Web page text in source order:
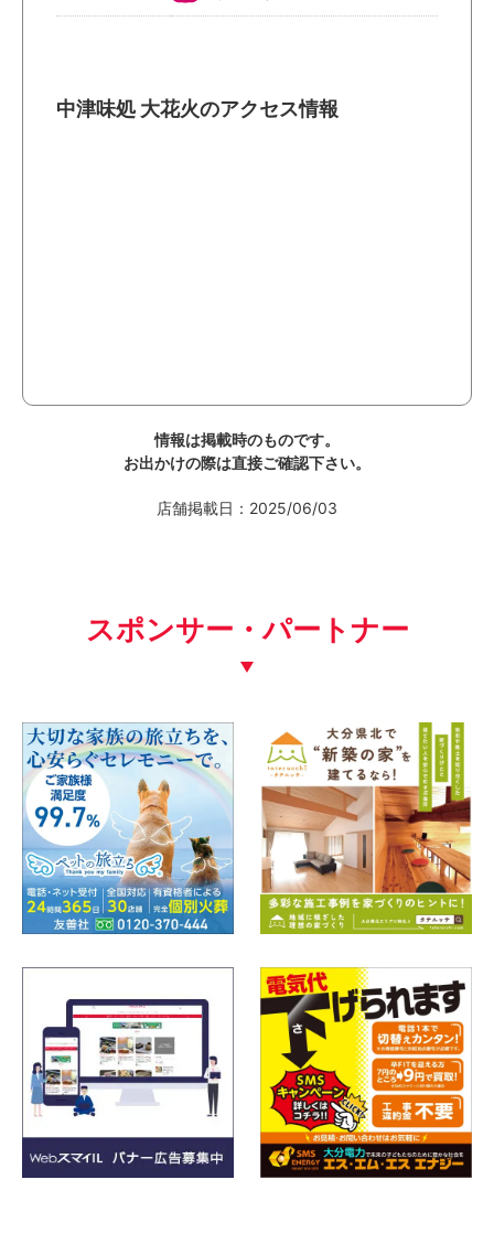
中津味処 大花火のアクセス情報
情報は掲載時のものです。
お出かけの際は直接ご確認下さい。
店舗掲載日：2025/06/03
スポンサー・パートナー